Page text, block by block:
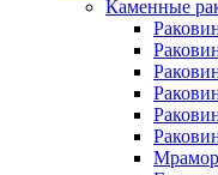
Каменные